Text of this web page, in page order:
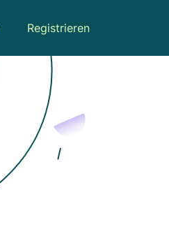
Registrieren